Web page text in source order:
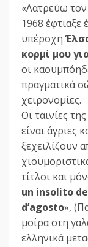
«Λατρεύω
1968 έφτιαξε
υπέροχη
κορμί μου
οι
πραγματικά
χειρονομίες.
Οι ταινίες
είναι άγριες
ξεχειλίζουν
τίτλοι και
un insolito
d’agosto»,
μοίρα στη
ελληνικά